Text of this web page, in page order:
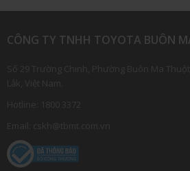
CÔNG TY TNHH TOYOTA BUÔN